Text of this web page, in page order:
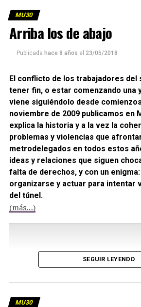
MU30
Arriba los de abajo
Publicada hace 8 años el 23/05/2018
El conflicto de los trabajadores del
tener fin, o estar comenzando una
viene siguiéndolo desde
noviembre de 2009 publicamos en
explica la historia y a la vez la
problemas y violencias que
metrodelegados en todos estos
ideas y relaciones que siguen
falta de derechos, y con un
organizarse y actuar para intentar
del túnel.
(más…)
SEGUIR LEYENDO
MU30